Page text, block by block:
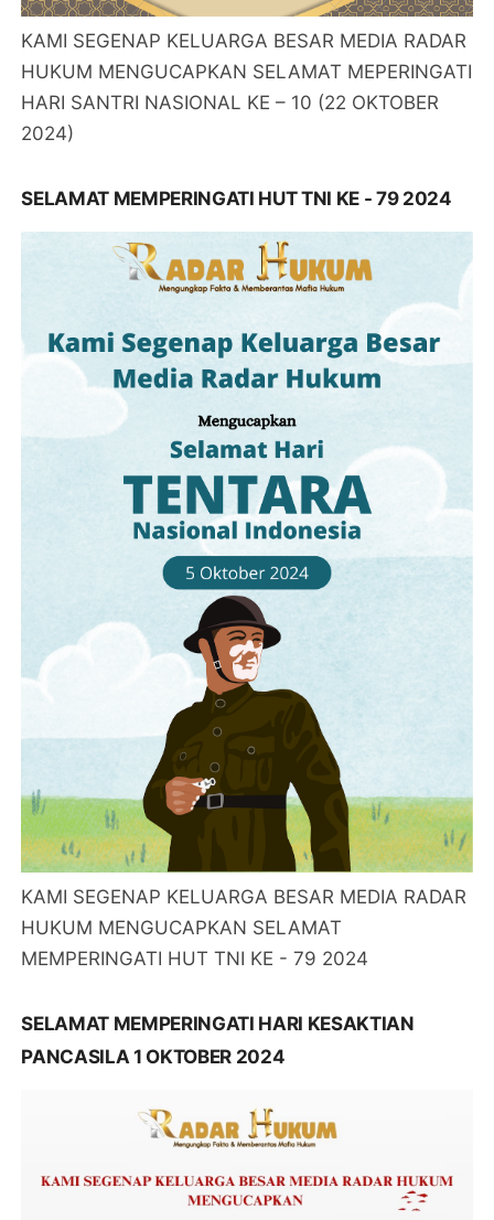
KAMI SEGENAP KELUARGA BESAR MEDIA RADAR
HUKUM MENGUCAPKAN SELAMAT MEPERINGATI
HARI SANTRI NASIONAL KE – 10 (22 OKTOBER
2024)
SELAMAT MEMPERINGATI HUT TNI KE - 79 2024
KAMI SEGENAP KELUARGA BESAR MEDIA RADAR
HUKUM MENGUCAPKAN SELAMAT
MEMPERINGATI HUT TNI KE - 79 2024
SELAMAT MEMPERINGATI HARI KESAKTIAN
PANCASILA 1 OKTOBER 2024